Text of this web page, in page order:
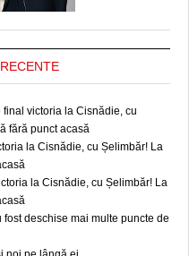
victoria la Cisnădie, cu
fără punct acasă
la Cisnădie, cu Șelimbăr! La
la Cisnădie, cu Șelimbăr! La
deschise mai multe puncte de